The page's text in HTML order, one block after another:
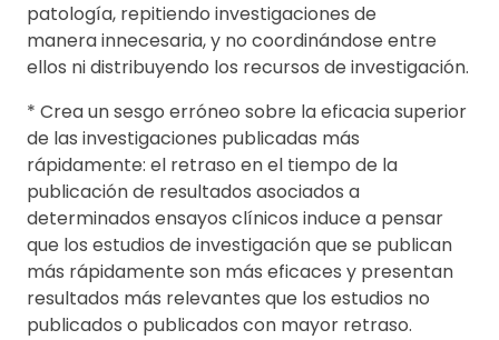
patología, repitiendo investigaciones de
manera innecesaria, y no coordinándose entre
ellos ni distribuyendo los recursos de investigación.
* Crea un sesgo erróneo sobre la eficacia superior
de las investigaciones publicadas más
rápidamente: el retraso en el tiempo de la
publicación de resultados asociados a
determinados ensayos clínicos induce a pensar
que los estudios de investigación que se publican
más rápidamente son más eficaces y presentan
resultados más relevantes que los estudios no
publicados o publicados con mayor retraso.